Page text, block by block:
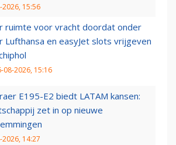
2026, 15:56
ruimte voor vracht doordat onder
Lufthansa en easyJet slots vrijgeven
08-2026, 15:16
E195-E2 biedt LATAM kansen:
zet in op nieuwe
2026, 14:27